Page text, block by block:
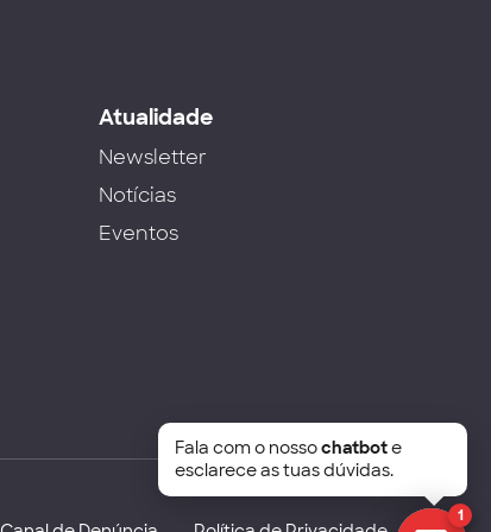
Atualidade
Newsletter
Notícias
Eventos
1
Fala com o nossochatbote
esclarece as tuas dúvidas.